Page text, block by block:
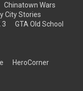
Chinatown Wars
City Stories
3
GTA Old School
HeroCorner